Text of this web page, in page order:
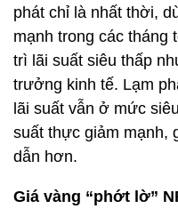
phát chỉ là nhất thời,
mạnh trong các tháng
trì lãi suất siêu thấp
trưởng kinh tế. Lạm
lãi suất vẫn ở mức
suất thực giảm mạnh,
dẫn hơn.
Giá vàng “phớt lờ”